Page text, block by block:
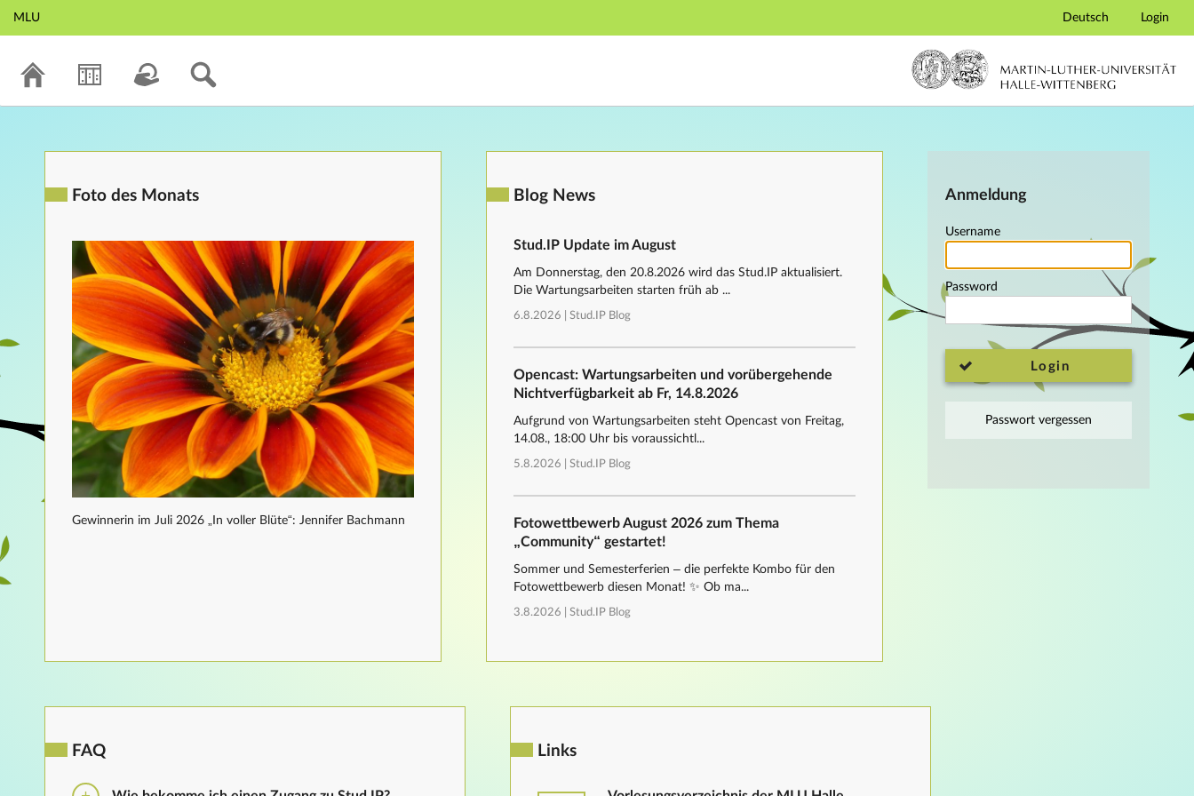
Main navigation
MLU Deutsch Login
Anmeldung
Username
Password
Login
Passwort vergessen
Foto des Monats
Gewinnerin im Juli 2026 „In voller Blüte“: Jennifer Bachmann
Blog News
Stud.IP Update im August
Am Donnerstag, den 20.8.2026 wird das Stud.IP aktualisiert.
Die Wartungsarbeiten starten früh ab ...
6.8.2026 | Stud.IP Blog
Opencast: Wartungsarbeiten und vorübergehende
Nichtverfügbarkeit ab Fr, 14.8.2026
Aufgrund von Wartungsarbeiten steht Opencast von Freitag,
14.08., 18:00 Uhr bis voraussichtl...
5.8.2026 | Stud.IP Blog
Fotowettbewerb August 2026 zum Thema
„Community“ gestartet!
Sommer und Semesterferien – die perfekte Kombo für den
Fotowettbewerb diesen Monat! ✨ Ob ma...
3.8.2026 | Stud.IP Blog
FAQ Links